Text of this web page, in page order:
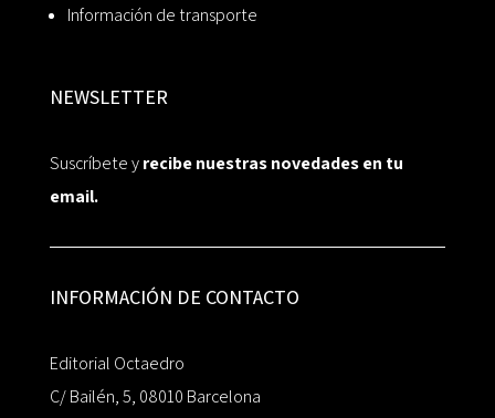
Información de transporte
NEWSLETTER
Suscríbete yrecibe nuestras novedades en tu
email.
INFORMACIÓN DE CONTACTO
Editorial Octaedro
C/ Bailén, 5, 08010 Barcelona